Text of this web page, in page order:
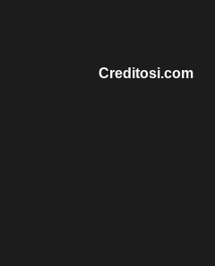
Creditosi.com